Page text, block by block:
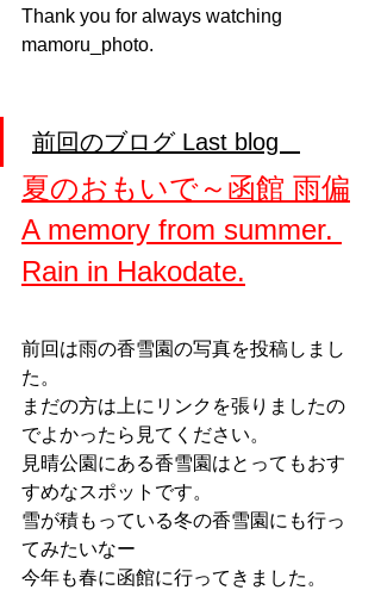
Thank you for always watching
mamoru_photo.
前回のブログ Last blog
夏のおもいで～函館 雨偏
A memory from summer.
Rain in Hakodate.
前回は雨の香雪園の写真を投稿しまし
た。
まだの方は上にリンクを張りましたの
でよかったら見てください。
見晴公園にある香雪園はとってもおす
すめなスポットです。
雪が積もっている冬の香雪園にも行っ
てみたいなー
今年も春に函館に行ってきました。